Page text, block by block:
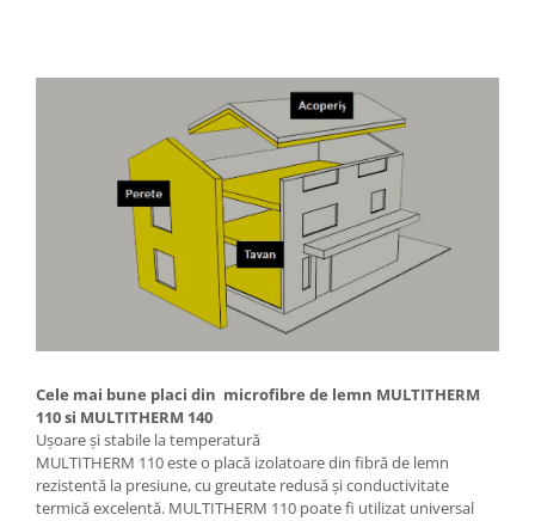
Cele mai bune placi din microfibre de lemn MULTITHERM
110 si MULTITHERM 140
Ușoare și stabile la temperatură
MULTITHERM 110 este o placă izolatoare din fibră de lemn
rezistentă la presiune, cu greutate redusă și conductivitate
termică excelentă. MULTITHERM 110 poate fi utilizat universal